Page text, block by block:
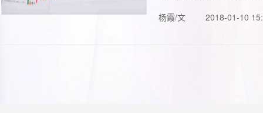
杨霞/文
2018-01-10